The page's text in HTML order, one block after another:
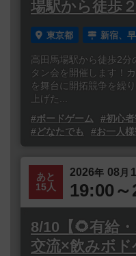
場駅から徒歩
東京都 新宿、
高田馬場駅から徒歩2分
タン会を開催します！
を舞台に開拓競争を繰
上げた...
#ボードゲーム
#初心
#どなたでも
#お一人
あと
15人
2026年 08 月
19:00
8/10【🌻有給
交流×飲みボド